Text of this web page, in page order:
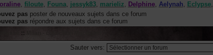
, filoute, Founa, jessyk83, marieliz, Delphine, Aelynah, Eclypse,
pasposter de nouveaux sujets dans ce forum
pasrépondre aux sujets dans ce forum
::
Sauter vers: